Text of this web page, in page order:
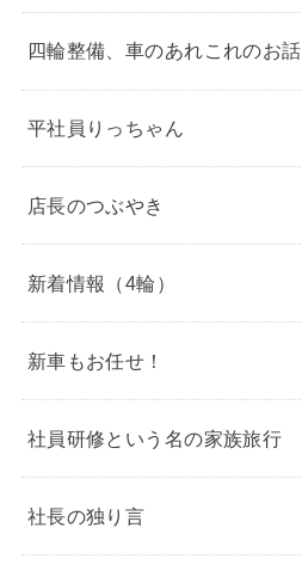
四輪整備、車のあれこれのお話
平社員りっちゃん
店長のつぶやき
新着情報（4輪）
新車もお任せ！
社員研修という名の家族旅行
社長の独り言